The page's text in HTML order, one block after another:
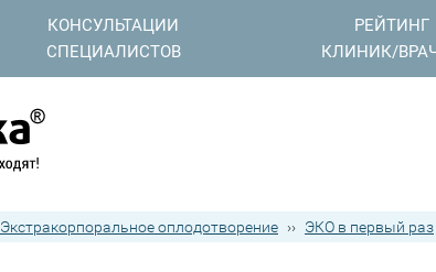
КОНСУЛЬТАЦИИ
СПЕЦИАЛИСТОВ
РЕЙТИНГ
КЛИНИК/
Экстракорпоральное оплодотворение ›› ЭКО в первый раз